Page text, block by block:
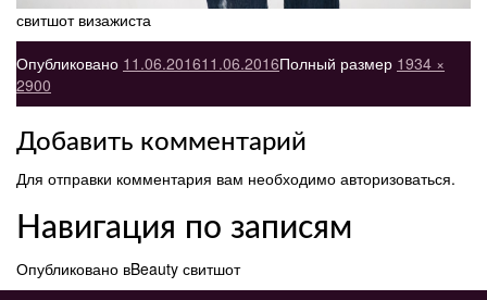
свитшот визажиста
Опубликовано 11.06.201611.06.2016Полный размер 1934 ×
2900
Добавить комментарий
Для отправки комментария вам необходимо авторизоваться.
Навигация по записям
Опубликовано вBeauty свитшот